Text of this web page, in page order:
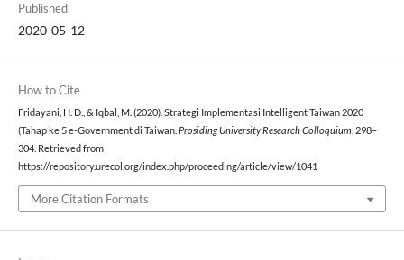
Published
2020-05-12
How to Cite
Fridayani, H. D., & Iqbal, M. (2020). Strategi Implementasi Intelligent Taiwan 2020
(Tahap ke 5 e-Government di Taiwan. Prosiding University Research Colloquium , 298–
304. Retrieved from
https://repository.urecol.org/index.php/proceeding/article/view/1041
More Citation Formats